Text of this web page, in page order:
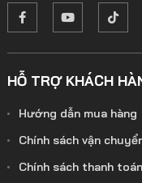
HỖ TRỢ KHÁCH
Hướng dẫn mua hàng
Chính sách vận
Chính sách thanh toán